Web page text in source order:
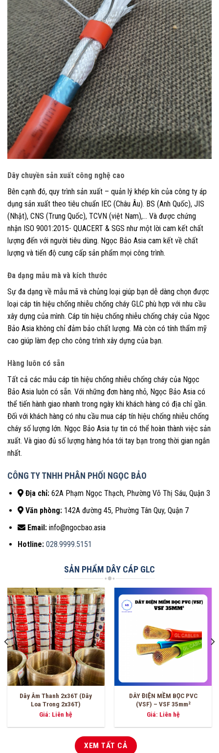
Dây chuyền sản xuất công nghệ cao
Bên cạnh đó, quy trình sản xuất – quản lý khép kín của công ty áp
dụng sản xuất theo tiêu chuẩn IEC (Châu Âu). BS (Anh Quốc), JIS
(Nhật), CNS (Trung Quốc), TCVN (việt Nam),… Và được chứng
nhận ISO 9001:2015- QUACERT & SGS như một lời cam kết chất
lượng đến với người tiêu dùng. Ngọc Bảo Asia cam kết về chất
lượng và tiến độ cung cấp sản phẩm mọi công trình.
Đa dạng mẫu mà và kích thước
Sự đa dạng về mẫu mã và chủng loại giúp bạn dễ dàng chọn được
loại cáp tín hiệu chống nhiễu chống cháy GLC phù hợp với nhu cầu
xây dựng của mình. Cáp tín hiệu chống nhiễu chống cháy của Ngọc
Bảo Asia không chỉ đảm bảo chất lượng. Mà còn có tính thẩm mỹ
cao giúp làm đẹp cho công trình xây dựng của bạn.
Hàng luôn có sẵn
Tất cả các mẫu cáp tín hiệu chống nhiễu chống cháy của Ngọc
Bảo Asia luôn có sẵn. Với những đơn hàng nhỏ, Ngọc Bảo Asia có
thể tiến hành giao nhanh trong ngày khi khách hàng có địa chỉ gần.
Đối với khách hàng có nhu cầu mua cáp tín hiệu chống nhiễu chống
cháy số lượng lớn. Ngọc Bảo Asia tự tin có thể hoàn thành việc sản
xuất. Và giao đủ số lượng hàng hóa tới tay bạn trong thời gian ngắn
nhất.
CÔNG TY TNHH PHÂN PHỐI NGỌC BẢO
Địa chỉ:62A Phạm Ngọc Thạch, Phường Võ Thị Sáu, Quận 3
Văn phòng:142A đường 45, Phường Tân Quy, Quận 7
Email:info@ngocbao.asia
Hotline: 028.9999.5151
SẢN PHẨM DÂY CÁP GLC
DÂY ĐIỆN MỀM BỌC PVC
(VSF) – VSF 16mm²
Giá: Liên hệ
DÂY ĐIỆN MỀM BỌC PVC
(VSF) – VSF 6.0mm²
Giá: Liên hệ
XEM TẤT CẢ